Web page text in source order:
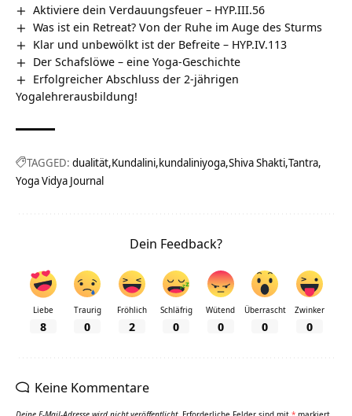
Aktiviere dein Verdauungsfeuer – HYP.III.56
Was ist ein Retreat? Von der Ruhe im Auge des Sturms
Klar und unbewölkt ist der Befreite – HYP.IV.113
Der Schafslöwe – eine Yoga-Geschichte
Erfolgreicher Abschluss der 2-jährigen
Yogalehrerausbildung!
TAGGED: dualität Kundalini kundaliniyoga Shiva Shakti Tantra
Yoga Vidya Journal
Dein Feedback?
Liebe
8
Traurig
0
Fröhlich
2
Schläfrig
0
Wütend
0
Überrascht
0
Zwinker
0
Keine Kommentare